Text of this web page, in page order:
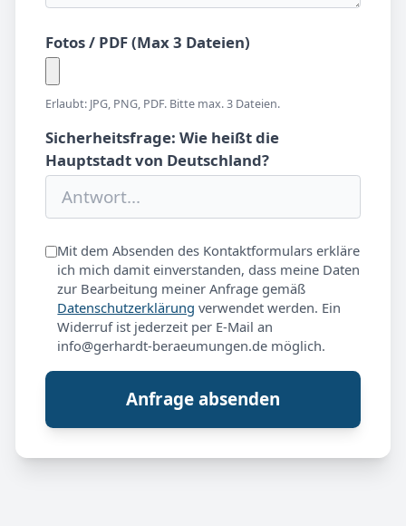
Fotos / PDF (Max 3 Dateien)
Erlaubt: JPG, PNG, PDF. Bitte max. 3 Dateien.
Sicherheitsfrage: Wie heißt die
Hauptstadt von Deutschland?
Mit dem Absenden des Kontaktformulars erkläre
ich mich damit einverstanden, dass meine Daten
zur Bearbeitung meiner Anfrage gemäß
Datenschutzerklärung verwendet werden. Ein
Widerruf ist jederzeit per E-Mail an
info@gerhardt-beraeumungen.de möglich.
Anfrage absenden